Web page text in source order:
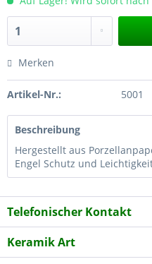
Merken
Artikel-Nr.: 5001
Beschreibung
Hergestellt aus
Engel Schutz und
Telefonischer Kontakt
Keramik Art